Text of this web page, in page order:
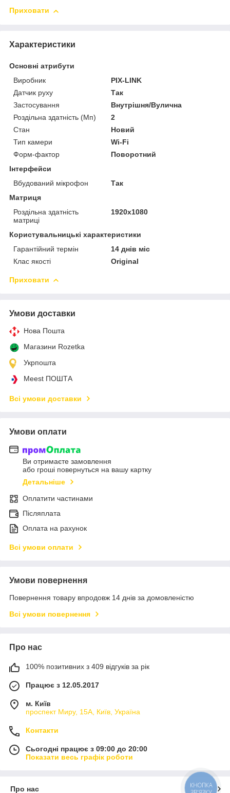
Приховати
Характеристики
Основні атрибути
Виробник
PIX-LINK
Датчик руху
Так
Застосування
Внутрішня/Вулична
Роздільна здатність (Мп)
2
Стан
Новий
Тип камери
Wi-Fi
Форм-фактор
Поворотний
Інтерфейси
Вбудований мікрофон
Так
Матриця
Роздільна здатність
матриці
1920x1080
Користувальницькі характеристики
Гарантійний термін
14 днів міс
Клас якості
Original
Приховати
Умови доставки
Нова Пошта
Магазини Rozetka
Укрпошта
Meest ПОШТА
Всі умови доставки
Умови оплати
Ви отримаєте замовлення
або гроші повернуться на вашу картку
Детальніше
Оплатити частинами
Післяплата
Оплата на рахунок
Всі умови оплати
Умови повернення
Повернення товару впродовж 14 днів за домовленістю
Всі умови повернення
Про нас
100% позитивних з 409 відгуків за рік
Працює з 12.05.2017
м. Київ
проспект Миру, 15А, Київ, Україна
Контакти
Сьогодні працює з 09:00 до 20:00
Показати весь графік роботи
Про нас
КНОПКА